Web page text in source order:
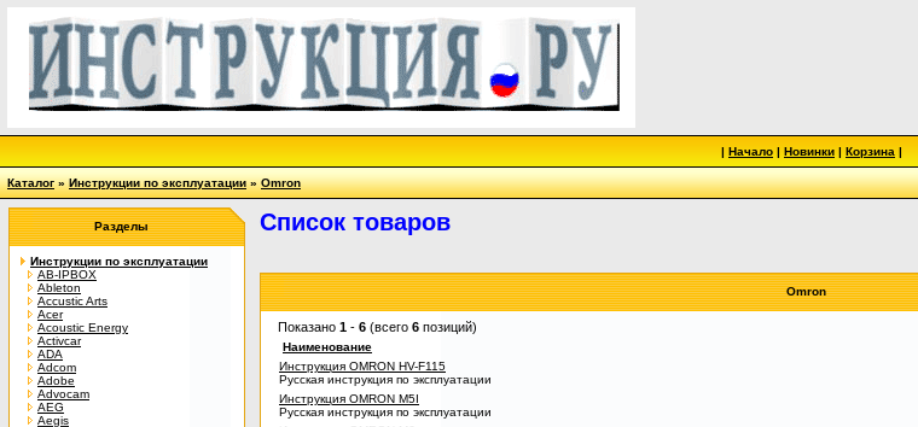
| Начало | Новинки | Корзина |
Каталог»Инструкции по эксплуатации»Omron
Разделы
Инструкции по эксплуатации
AB-IPBOX
Ableton
Accustic Arts
Acer
Acoustic Energy
Activcar
ADA
Adcom
Adobe
Advocam
AEG
Aegis
Список товаров
Omron
Показано 1 - 6 (всего 6 позиций)
Наименование
Инструкция OMRON HV-F115
Русская инструкция по эксплуатации
Инструкция OMRON M5I
Русская инструкция по эксплуатации